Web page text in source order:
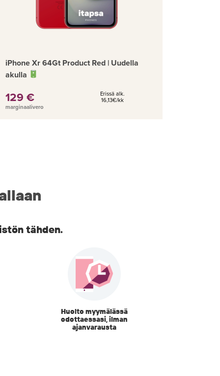
iPhone Xr 64Gt Product Red | Uudella
akulla
129 €
marginaalivero
Erissä alk.
16,13€/kk
tähden.
Huolto myymälässä
odottaessasi, ilman
ajanvarausta